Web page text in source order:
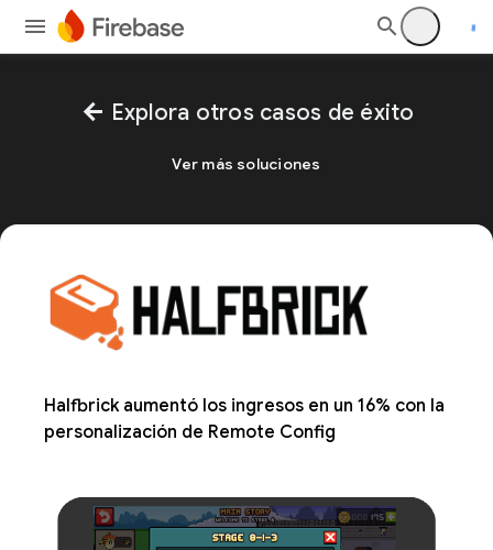
arrow_back Explora otros casos de éxito
Ver más soluciones
Halfbrick aumentó los ingresos en un 16% con la
personalización de Remote Config